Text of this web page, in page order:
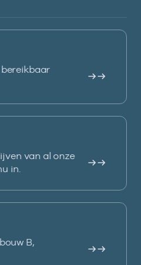
bereikbaar
van al onze
in.
B,